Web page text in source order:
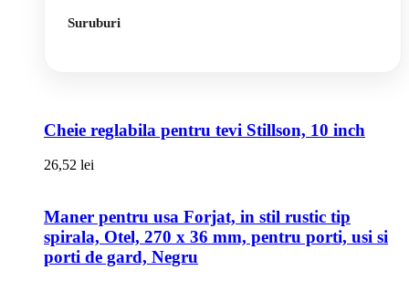
Suruburi
Cheie reglabila pentru tevi Stillson, 10 inch
26,52 lei
Maner pentru usa Forjat, in stil rustic tip
spirala, Otel, 270 x 36 mm, pentru porti, usi si
porti de gard, Negru